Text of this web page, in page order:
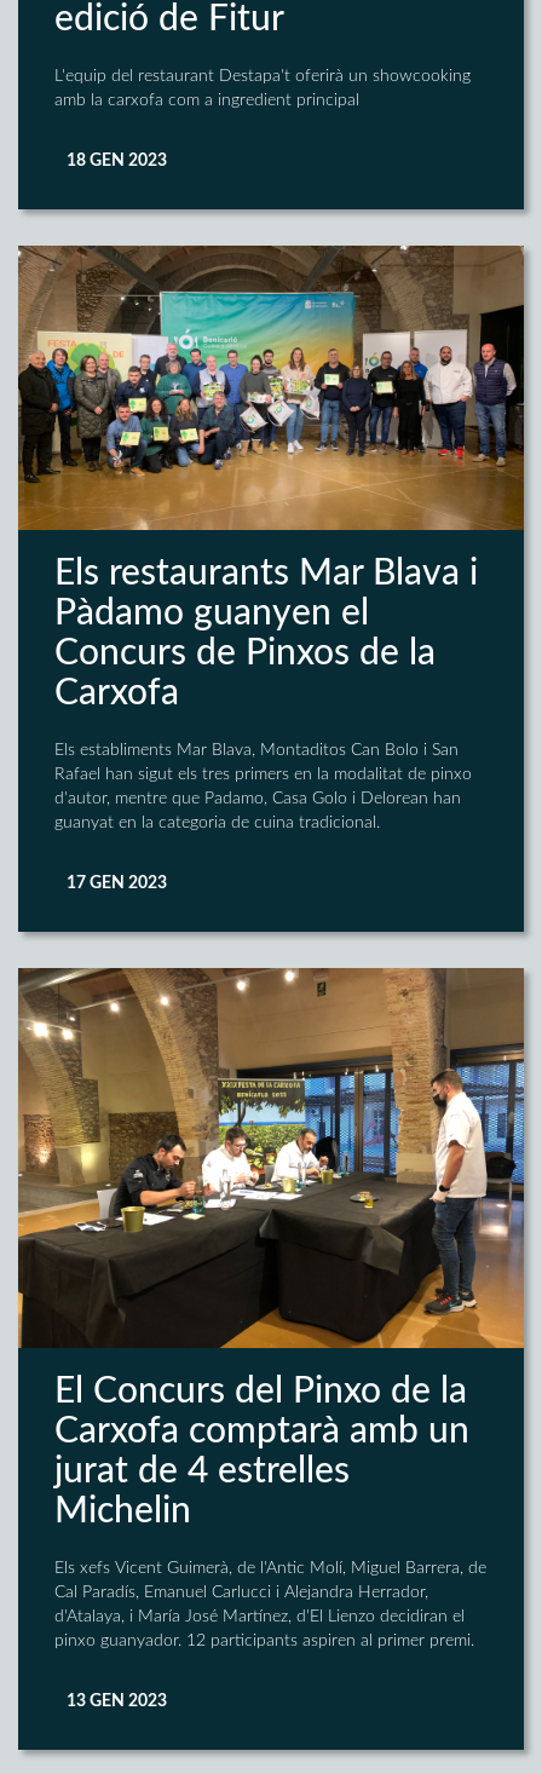
edició de Fitur
L'equip del restaurant Destapa't oferirà un showcooking
amb la carxofa com a ingredient principal
18 GEN 2023
Els restaurants Mar Blava i
Pàdamo guanyen el
Concurs de Pinxos de la
Carxofa
Els establiments Mar Blava, Montaditos Can Bolo i San
Rafael han sigut els tres primers en la modalitat de pinxo
d'autor, mentre que Padamo, Casa Golo i Delorean han
guanyat en la categoria de cuina tradicional.
17 GEN 2023
El Concurs del Pinxo de la
Carxofa comptarà amb un
jurat de 4 estrelles
Michelin
Els xefs Vicent Guimerà, de l'Antic Molí, Miguel Barrera, de
Cal Paradís, Emanuel Carlucci i Alejandra Herrador,
d'Atalaya, i María José Martínez, d'El Lienzo decidiran el
pinxo guanyador. 12 participants aspiren al primer premi.
13 GEN 2023